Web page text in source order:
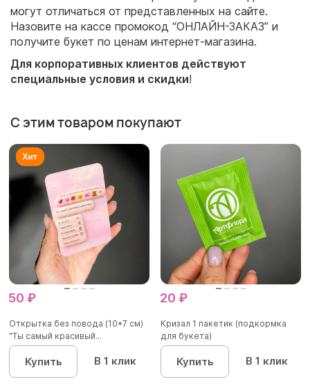
могут отличаться от представленных на сайте.
Назовите на кассе промокод “ОНЛАЙН-ЗАКАЗ” и
получите букет по ценам интернет-магазина.
Для корпоративных клиентов действуют
специальные условия и скидки!
С этим товаром покупают
50 ₽
Открытка без повода (10*7 см)
"Ты самый красивый...
Купить В 1 клик
20 ₽
Кризал 1 пакетик (подкормка
для букета)
Купить В 1 клик